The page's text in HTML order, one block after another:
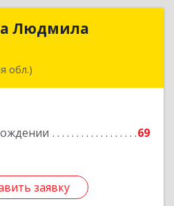
Людмила
обл.)
69
заявку
Людмила
Подробнее
заявку